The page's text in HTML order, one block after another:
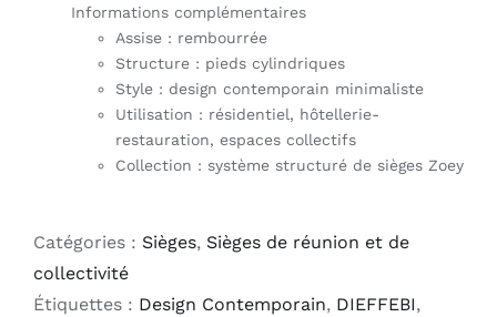
Informations complémentaires
Assise : rembourrée
Structure : pieds cylindriques
Style : design contemporain minimaliste
Utilisation : résidentiel, hôtellerie-
restauration, espaces collectifs
Collection : système structuré de sièges Zoey
Catégories : Sièges, Sièges de réunion et de
collectivité
Étiquettes : Design Contemporain, DIEFFEBI,